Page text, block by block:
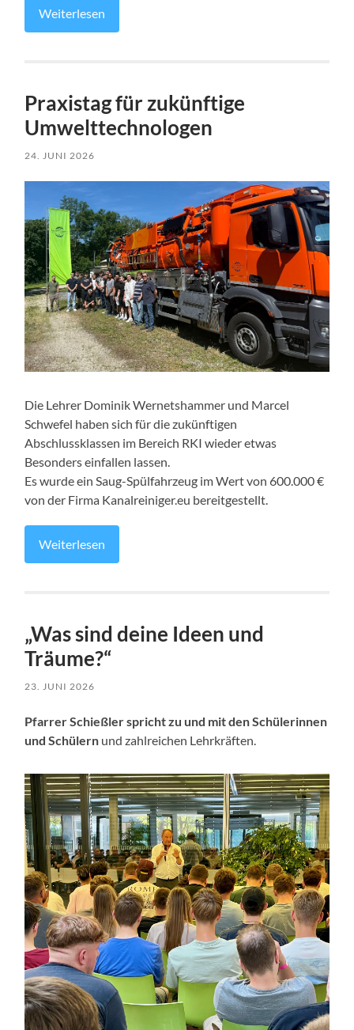
Weiterlesen
Praxistag für zukünftige
Umwelttechnologen
24. JUNI 2026
Die Lehrer Dominik Wernetshammer und Marcel
Schwefel haben sich für die zukünftigen
Abschlussklassen im Bereich RKI wieder etwas
Besonders einfallen lassen.
Es wurde ein Saug-Spülfahrzeug im Wert von 600.000 €
von der Firma Kanalreiniger.eu bereitgestellt.
Weiterlesen
„Was sind deine Ideen und
Träume?“
23. JUNI 2026
Pfarrer Schießler spricht zu und mit den Schülerinnen
und Schülern und zahlreichen Lehrkräften.